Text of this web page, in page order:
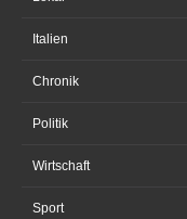
Italien
Chronik
Politik
Wirtschaft
Sport